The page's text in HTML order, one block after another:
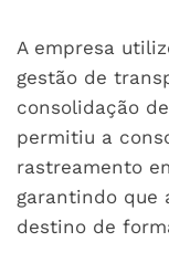
A empresa
gestão de
consolidação
permitiu a
rastreamento
garantindo que
destino de